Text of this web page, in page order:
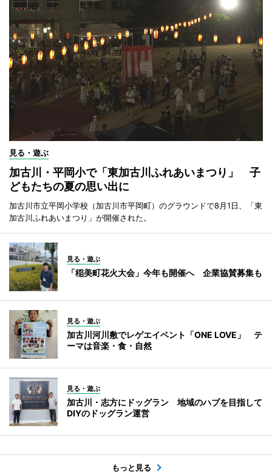
見る・遊ぶ
加古川・平岡小で「東加古川ふれあいまつり」 子
どもたちの夏の思い出に
加古川市立平岡小学校（加古川市平岡町）のグラウンドで8月1日、「東
加古川ふれあいまつり」が開催された。
見る・遊ぶ
「稲美町花火大会」今年も開催へ 企業協賛募集も
見る・遊ぶ
加古川河川敷でレゲエイベント「ONE LOVE」 テ
ーマは音楽・食・自然
見る・遊ぶ
加古川・志方にドッグラン 地域のハブを目指して
DIYのドッグラン運営
もっと見る